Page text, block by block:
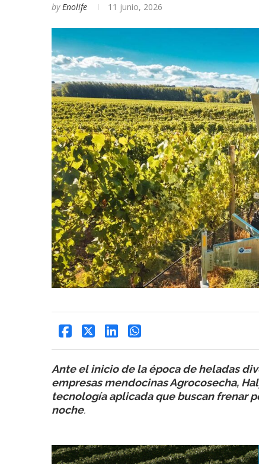
by Enolife 11 junio, 2026
Ante el inicio de la época de heladas
empresas mendocinas Agrocosecha,
tecnología aplicada que buscan frenar
noche.